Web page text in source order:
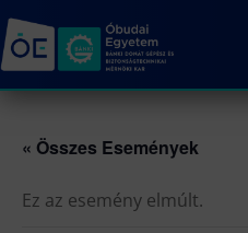
« Összes Események
Ez az esemény elmúlt.